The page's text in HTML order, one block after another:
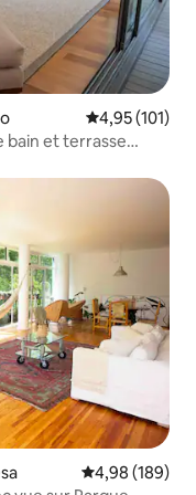
Évaluation
4,95 (101)
bain et terrasse
Évaluation
4,98 (189)